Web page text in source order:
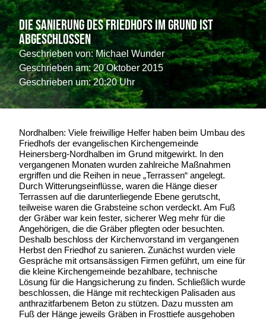
Die Sanierung des Friedhofs im Grund ist
abgeschlossen
Geschrieben von:Michael Wunder
Geschrieben am: 20 Oktober 2015
Geschrieben um: 20:20 Uhr
Nordhalben: Viele freiwillige Helfer haben beim Umbau des
Friedhofs der evangelischen Kirchengemeinde
Heinersberg-Nordhalben im Grund mitgewirkt. In den
vergangenen Monaten wurden zahlreiche Maßnahmen
ergriffen und die Reihen in neue „Terrassen“ angelegt.
Durch Witterungseinflüsse, waren die Hänge dieser
Terrassen auf die darunterliegende Ebene gerutscht,
teilweise waren die Grabsteine schon verdeckt. Am Fuß
der Gräber war kein fester, sicherer Weg mehr für die
Angehörigen, die die Gräber pflegten oder besuchten.
Deshalb beschloss der Kirchenvorstand im vergangenen
Herbst den Friedhof zu sanieren. Zunächst wurden viele
Gespräche mit ortsansässigen Firmen geführt, um eine für
die kleine Kirchengemeinde bezahlbare, technische
Lösung für die Hangsicherung zu finden. Schließlich wurde
beschlossen, die Hänge mit rechteckigen Palisaden aus
anthrazitfarbenem Beton zu stützen. Dazu mussten am
Fuß der Hänge jeweils Gräben in Frosttiefe ausgehoben